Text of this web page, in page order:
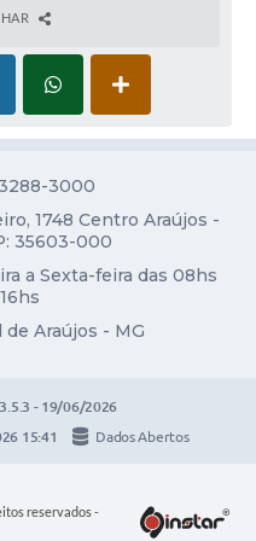
3000
1748 Centro Araújos -
35603-000
a Sexta-feira das 08hs
Araújos - MG
3.5.3 - 19/06/2026
15:41 Dados Abertos
reservados -